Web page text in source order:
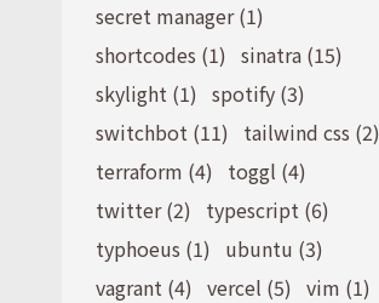
secret manager (1)
shortcodes (1) sinatra (15)
skylight (1) spotify (3)
switchbot (11)
tailwind css (2)
terraform (4)
toggl (4)
twitter (2)
typescript (6)
typhoeus (1)
ubuntu (3)
vagrant (4) vercel (5) vim (1)